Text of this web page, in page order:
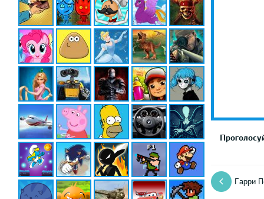
Гарри